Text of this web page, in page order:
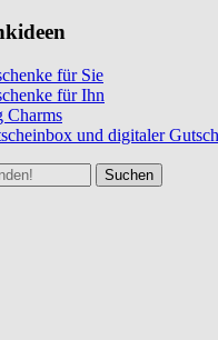
für Sie
für Ihn
Charms
und digitaler
Suchen